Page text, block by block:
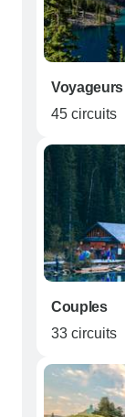
45 circuits
Couples
33 circuits